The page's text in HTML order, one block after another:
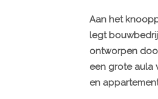
Aan het
legt
ontworpen
een grote aula
en